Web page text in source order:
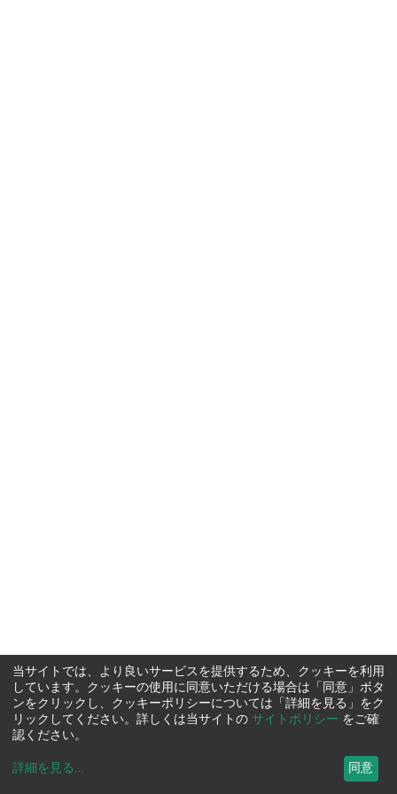
当サイトでは、より良いサービスを提供するため、クッキーを利用
しています。クッキーの使用に同意いただける場合は「同意」ボタ
ンをクリックし、クッキーポリシーについては「詳細を見る」をク
リックしてください。詳しくは当サイトの サイトポリシー をご確
認ください。
詳細を見る ... 同意